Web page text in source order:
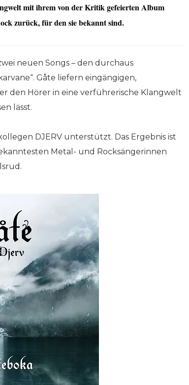
mit ihrem von der Kritik gefeierten Album
zurück, für den sie bekannt sind.
neuen Songs – den durchaus
Gåte liefern eingängigen,
den Hörer in eine verführerische Klangwelt
lässt.
DJERV unterstützt. Das Ergebnis ist
Metal- und Rocksängerinnen